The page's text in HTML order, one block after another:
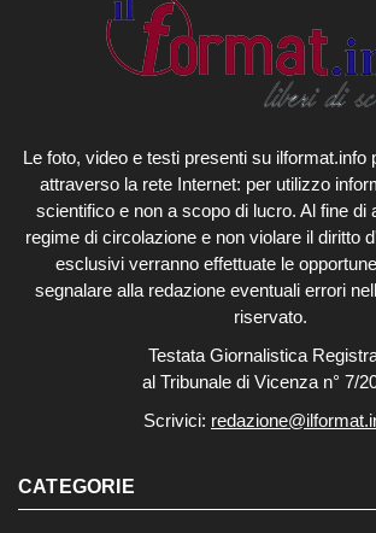
Le foto, video e testi presenti su ilformat.info
attraverso la rete Internet: per utilizzo
scientifico e non a scopo di lucro. Al fine di
regime di circolazione e non violare il diritto
esclusivi verranno effettuate le
segnalare alla redazione eventuali errori
riservato.
Testata Giornalistica
al Tribunale di Vicenza n° 7/
Scrivici:
CATEGORIE